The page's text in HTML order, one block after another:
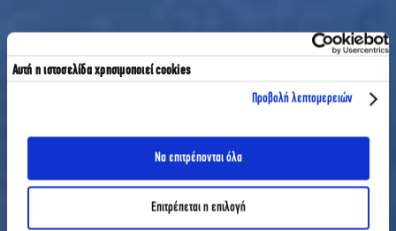
Αυτή η ιστοσελίδα χρησιμοποιεί cookies
Προβολή λεπτομερειών
Να επιτρέπονται όλα
Επιτρέπεται η επιλογή